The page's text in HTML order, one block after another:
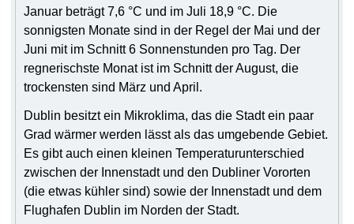
Januar beträgt 7,6 °C und im Juli 18,9 °C. Die
sonnigsten Monate sind in der Regel der Mai und der
Juni mit im Schnitt 6 Sonnenstunden pro Tag. Der
regnerischste Monat ist im Schnitt der August, die
trockensten sind März und April.
Dublin besitzt ein Mikroklima, das die Stadt ein paar
Grad wärmer werden lässt als das umgebende Gebiet.
Es gibt auch einen kleinen Temperaturunterschied
zwischen der Innenstadt und den Dubliner Vororten
(die etwas kühler sind) sowie der Innenstadt und dem
Flughafen Dublin im Norden der Stadt.